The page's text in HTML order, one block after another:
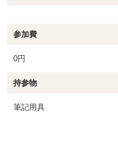
参加費
0円
持参物
筆記用具